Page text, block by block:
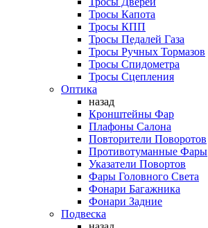
Тросы Капота
Тросы КПП
Тросы Педалей Газа
Тросы Ручных Тормазов
Тросы Спидометра
Тросы Сцепления
Оптика
назад
Кронштейны Фар
Плафоны Салона
Повторители Поворотов
Противотуманные Фары
Указатели Повортов
Фары Головного Света
Фонари Багажника
Фонари Задние
Подвеска